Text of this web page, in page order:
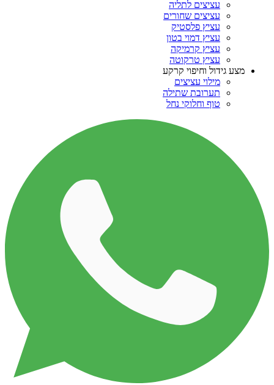
עציצים לתליה
עציצים שחורים
עציץ פלסטיק
עציץ דמוי בטון
עציץ קרמיקה
עציץ טרקוטה
מצע גידול וחיפוי קרקע
מילוי עציצים
תערובת שתילה
טוף וחלוקי נחל